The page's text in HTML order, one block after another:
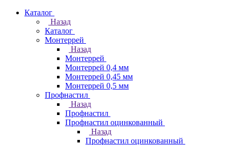
Каталог
Назад
Каталог
Монтеррей
Назад
Монтеррей
Монтеррей 0,4 мм
Монтеррей 0,45 мм
Монтеррей 0,5 мм
Профнастил
Назад
Профнастил
Профнастил оцинкованный
Назад
Профнастил оцинкованный